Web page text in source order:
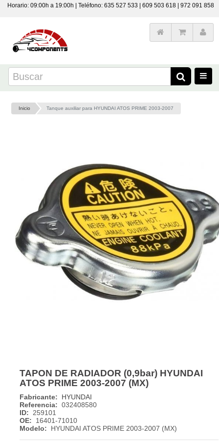
Horario: 09:00h a 19:00h | Teléfono: 635 527 533 | 609 503 618 | 972 091 858
Inicio Tanque auxiliar para HYUNDAI ATOS PRIME 2003-2007
TAPON DE RADIADOR (0,9bar) HYUNDAI
ATOS PRIME 2003-2007 (MX)
Fabricante:
HYUNDAI
Referencia: 032408580
ID:
259101
OE:
16401-71010
Modelo:
HYUNDAI ATOS PRIME 2003-2007 (MX)